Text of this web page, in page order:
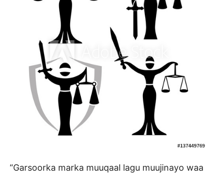
“Garsoorka marka muuqaal lagu muujinayo waa